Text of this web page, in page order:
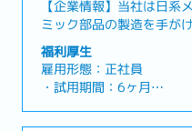
にやりがいのあるポジシ
会社目標を達成するため
の管理と新規顧客の開拓
業務・技術、製造、物流
場、競合他社の最新動向
・病気休暇：年間14日
【その他】
・就労ビザ取得サポート
・家族ビザ取得サポート
・片道航空券の費用：会
【企業情報】当社は日系
ミック部品の製造を手が
やセラミックコンデンサ
ツガラスなどを生産し、
先端分野に供給していま
も注力しており、国際認
献も積極的に行っていま
福利厚生
雇用形態：正社員
・試用期間：6ヶ月
・カレンダー：マレーシ